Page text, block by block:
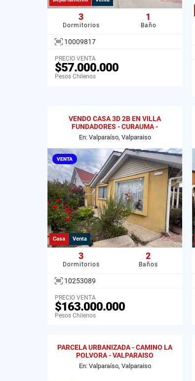
3
Dormitorios
1
Baño
10009817
PRECIO VENTA
$57.000.000
Pesos Chilenos
VENDO CASA 3D 2B EN VILLA
FUNDADORES - CURAUMA -
VALPARAISO.
En: Valparaíso, Valparaiso
VENTA
Casa Venta
3
Dormitorios
2
Baños
10253089
PRECIO VENTA
$163.000.000
Pesos Chilenos
PARCELA URBANIZADA - CAMINO LA
POLVORA - VALPARAISO
En: Valparaíso, Valparaiso